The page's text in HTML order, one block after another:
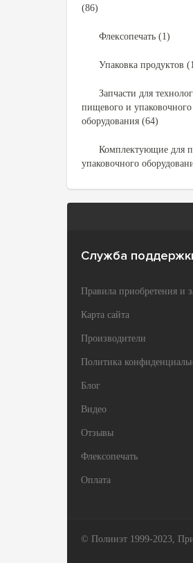
(86)
Флексопечать (1)
Упаковка продуктов
Запчасти для
пищевого и упаковочного
оборудования (64)
Комплектующие для
упаковочного
Служба
Правила приобретения и
Карта сайта
Производители
Политика
Блог
Видео
Отзывы
Флексопечать
Оплата
© Полинэт 1999-2023, При